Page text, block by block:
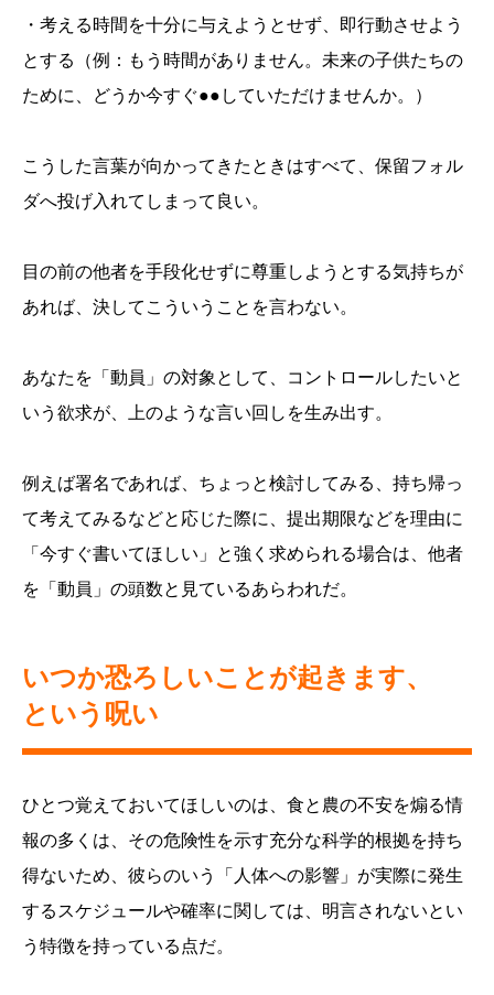
・考える時間を十分に与えようとせず、即行動させよう
とする（例：もう時間がありません。未来の子供たちの
ために、どうか今すぐ●●していただけませんか。）
こうした言葉が向かってきたときはすべて、保留フォル
ダへ投げ入れてしまって良い。
目の前の他者を手段化せずに尊重しようとする気持ちが
あれば、決してこういうことを言わない。
あなたを「動員」の対象として、コントロールしたいと
いう欲求が、上のような言い回しを生み出す。
例えば署名であれば、ちょっと検討してみる、持ち帰っ
て考えてみるなどと応じた際に、提出期限などを理由に
「今すぐ書いてほしい」と強く求められる場合は、他者
を「動員」の頭数と見ているあらわれだ。
いつか恐ろしいことが起きます、
という呪い
ひとつ覚えておいてほしいのは、食と農の不安を煽る情
報の多くは、その危険性を示す充分な科学的根拠を持ち
得ないため、彼らのいう「人体への影響」が実際に発生
するスケジュールや確率に関しては、明言されないとい
う特徴を持っている点だ。